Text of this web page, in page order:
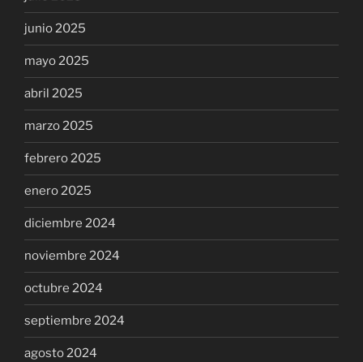
junio 2025
mayo 2025
abril 2025
marzo 2025
febrero 2025
enero 2025
diciembre 2024
noviembre 2024
octubre 2024
septiembre 2024
agosto 2024